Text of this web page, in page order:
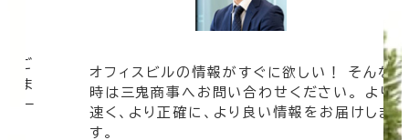
ご
ま
ペー
オフィスビルの情報がすぐに欲しい！ そんな
時は三鬼商事へお問い合わせください。 より
速く、より正確に、より良い情報をお届けしま
す。